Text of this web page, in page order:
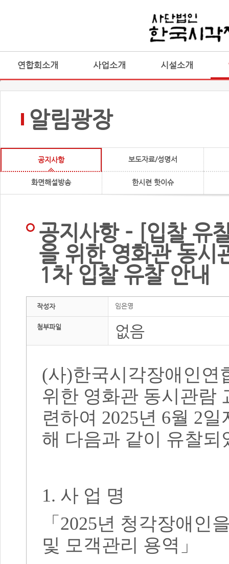
연합회소개 사업소개 시설소개
알림광장
공지사항 보도자료/성명서
화면해설방송 한시련 핫이슈
공지사항 - [입찰 유
을 위한 영화관 동시
1차 입찰 유찰 안내
작성자 임은영
첨부파일 없음
(사)한국시각장애인연
위한 영화관 동시관람
련하여 2025년 6월 2일
해 다음과 같이 유찰
1. 사 업 명
「2025년 청각장애인
및 모객관리 용역」